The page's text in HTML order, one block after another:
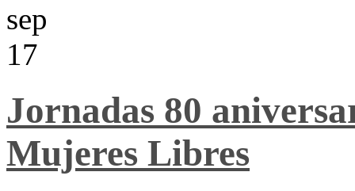
sep
17
Jornadas 80
Mujeres Libres